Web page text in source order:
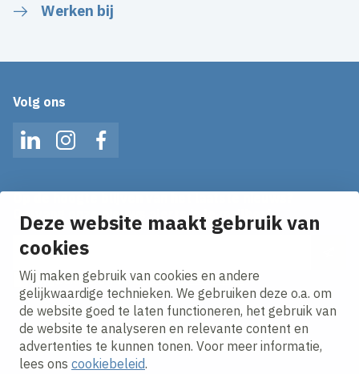
Deze website maakt gebruik van
cookies
Wij maken gebruik van cookies en andere
gelijkwaardige technieken. We gebruiken deze o.a. om
de website goed te laten functioneren, het gebruik van
de website te analyseren en relevante content en
advertenties te kunnen tonen. Voor meer informatie,
lees ons cookiebeleid.
Werken bij
Volg ons
LinkedInInstagramFacebook
Ontvang onze nieuws alerts in je mailbox!
E-mailadres
Ik ga akkoord met hetprivacy statement.